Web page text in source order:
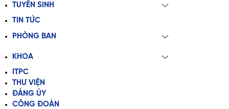
TUYỂN SINH
TIN TỨC
PHÒNG BAN
KHOA
ITPC
THƯ VIỆN
ĐẢNG ỦY
CÔNG ĐOÀN